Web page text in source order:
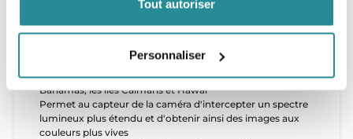
Tout autoriser
Personnaliser
un sac de transport et une dragonne de caméra.
prenez des photos dans une eau salée bleue ou une eau
douce et claire à une profondeur comprise entre 4,5 m et
Idéal pour les régions ensoleillées et tropicales comme les
Bahamas, les îles Caïmans et Hawaï
Permet au capteur de la caméra d'intercepter un spectre
lumineux plus étendu et d'obtenir ainsi des images aux
couleurs plus vives